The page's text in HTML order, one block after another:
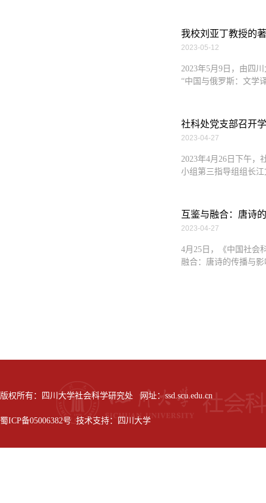
我校刘亚丁教授的
2023-05-12
2023年5月9日，由四
“中国与俄罗斯：文
社科处党支部召开
2023-04-27
2023年4月26日下午
小组第三指导组组长
互鉴与融合：唐诗
2023-04-27
4月25日，《中国社会
融合：唐诗的传播与
版权所有：四川大学社会科学研究处 网址：ssd.scu.edu.cn
蜀ICP备05006382号 技术支持：四川大学